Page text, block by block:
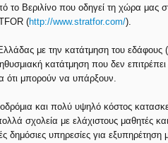
Βεριλίνο που οδηγεί τη χώρα μας
(http://www.stratfor.com/).
με την κατάτμηση του εδάφους
κατάτμηση που δεν
ότι μπορούν να υπάρξουν.
και πολύ υψηλό κόστος
σχολεία με ελάχιστους μαθητές
δημόσιες υπηρεσίες για